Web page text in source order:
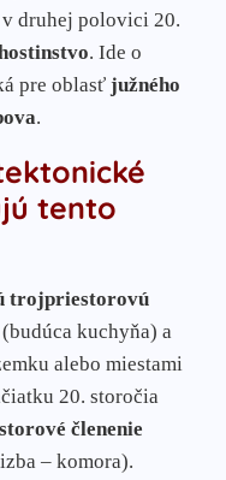
druhej polovici 20.
. Ide o
pre oblasť južného
.
tento
trojpriestorovú
(budúca kuchyňa) a
alebo miestami
20. storočia
členenie
– komora).